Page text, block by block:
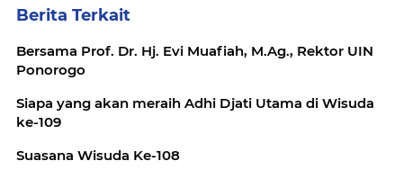
Berita Terkait
Bersama Prof. Dr. Hj. Evi Muafiah, M.Ag., Rektor UIN
Ponorogo
Siapa yang akan meraih Adhi Djati Utama di Wisuda
ke-109
Suasana Wisuda Ke-108